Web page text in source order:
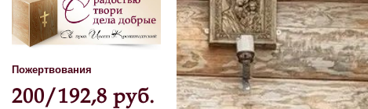
Пожертвования
200/192,8 руб.